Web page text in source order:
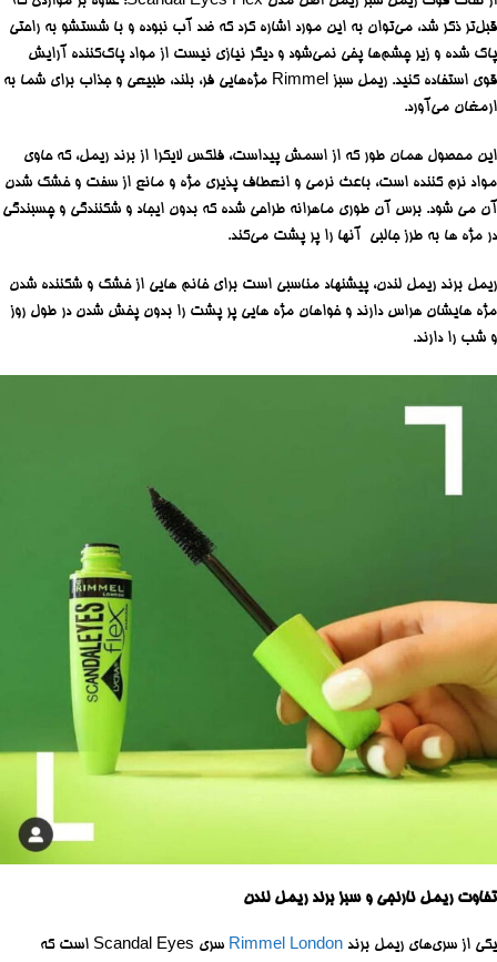
قبل‌تر ذکر شد، می‌توان به این مورد اشاره کرد که ضد آب نبوده و با شستشو به راحتی
پاک شده و زیر چشم‌ها پخی نمی‌شود و دیگر نیازی نیست از مواد پاک‌کننده آرایش
قوی استفاده کنید. ریمل سبز Rimmel مژه‌هایی فر، بلند، طبیعی و جذاب برای شما به
ارمغان می‌آورد.
این محصول همان طور که از اسمش پیداست، فلکس لایکرا از برند ریمل، که حاوی
مواد نرم کننده است، باعث نرمی و انعطاف پذیری مژه و مانع از سفت و خشک شدن
آن می شود. برس آن طوری ماهرانه طراحی شده که بدون ایجاد و شکنندگی و چسبندگی
در مژه ها به طرز جالبی آنها را پر پشت می‌کند.
ریمل برند ریمل لندن، پیشنهاد مناسبی است برای خانم هایی از خشک و شکننده شدن
مژه هایشان هراس دارند و خواهان مژه هایی پر پشت را بدون پخش شدن در طول روز
و شب را دارند.
تفاوت ریمل نارنجی و سبز برند ریمل لندن
یکی از سری‌های ریمل برند Rimmel London
سری Scandal Eyes است که